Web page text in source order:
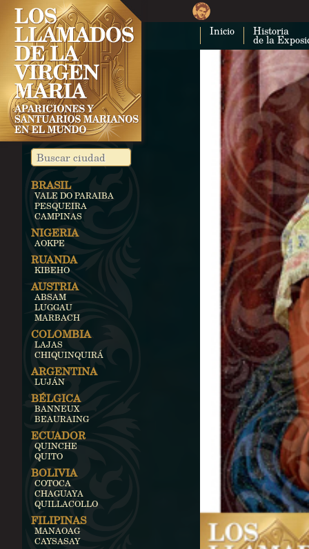
Inicio Historia
de la
BRASIL
VALE DO PARAIBA
PESQUEIRA
CAMPINAS
NIGERIA
AOKPE
RUANDA
KIBEHO
AUSTRIA
ABSAM
LUGGAU
MARBACH
COLOMBIA
LAJAS
CHIQUINQUIRÁ
ARGENTINA
LUJÁN
BÉLGICA
BANNEUX
BEAURAING
ECUADOR
QUINCHE
QUITO
BOLIVIA
COTOCA
CHAGUAYA
QUILLACOLLO
FILIPINAS
MANAOAG
CAYSASAY